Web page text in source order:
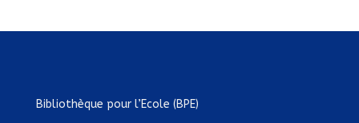
Bibliothèque pour l’Ecole (BPE)